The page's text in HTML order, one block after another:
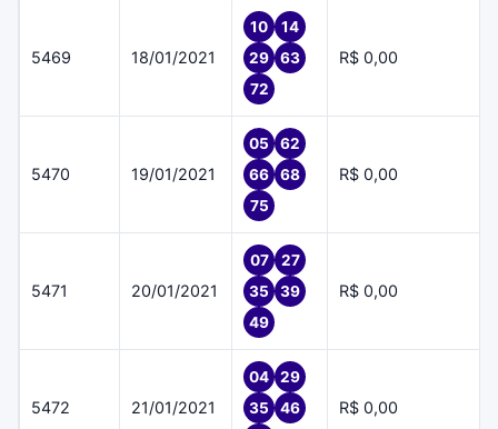
5469 18/01/2021
10
14
29
63
72
R$ 0,00
5470 19/01/2021
05
62
66
68
75
R$ 0,00
5471 20/01/2021
07
27
35
39
49
R$ 0,00
5472 21/01/2021
04
29
35
46
R$ 0,00